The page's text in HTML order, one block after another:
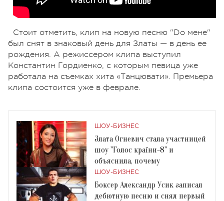
Стоит отметить, клип на новую песню "Do мене"
был снят в знаковый день для Златы — в день ее
рождения. А режиссером клипа выступил
Константин Гордиенко, с которым певица уже
работала на съемках хита «Танцювати». Премьера
клипа состоится уже в феврале.
ШОУ-БИЗНЕС
Злата Огневич стала участницей
шоу "Голос країни-8" и
объяснила, почему
ШОУ-БИЗНЕС
Боксер Александр Усик записал
дебютную песню и снял первый